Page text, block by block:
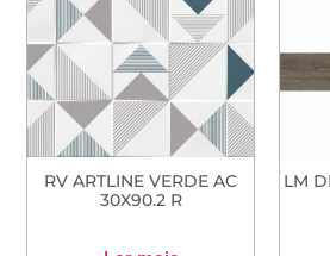
RV ARTLINE VERDE AC
30X90.2 R
LM